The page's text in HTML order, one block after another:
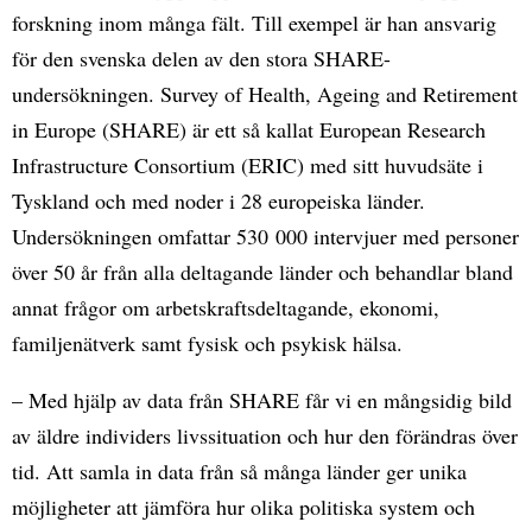
forskning inom många fält. Till exempel är han ansvarig
för den svenska delen av den stora SHARE-
undersökningen. Survey of Health, Ageing and Retirement
in Europe (SHARE) är ett så kallat European Research
Infrastructure Consortium (ERIC) med sitt huvudsäte i
Tyskland och med noder i 28 europeiska länder.
Undersökningen omfattar 530 000 intervjuer med personer
över 50 år från alla deltagande länder och behandlar bland
annat frågor om arbetskraftsdeltagande, ekonomi,
familjenätverk samt fysisk och psykisk hälsa.
– Med hjälp av data från SHARE får vi en mångsidig bild
av äldre individers livssituation och hur den förändras över
tid. Att samla in data från så många länder ger unika
möjligheter att jämföra hur olika politiska system och